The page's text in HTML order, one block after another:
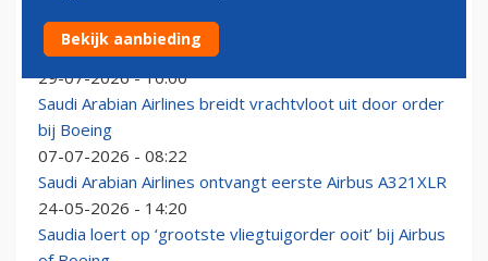
Saudi Arabian Airlines breidt samenwerking met KLM
op Schiphol uit
29-07-2026 - 10:00
Saudi Arabian Airlines breidt vrachtvloot uit door order
bij Boeing
07-07-2026 - 08:22
Saudi Arabian Airlines ontvangt eerste Airbus A321XLR
24-05-2026 - 14:20
Saudia loert op ‘grootste vliegtuigorder ooit’ bij Airbus
Bekijk aanbieding